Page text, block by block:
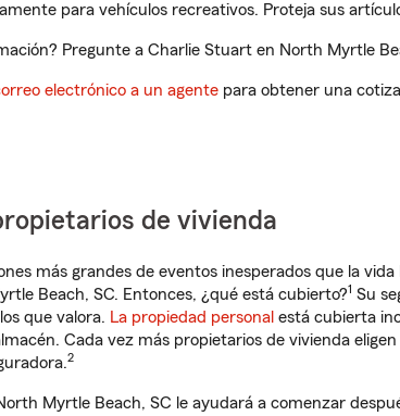
para vehículos recreativos. Proteja sus
Pregunte a Charlie Stuart en North Myrtle
electrónico a un agente para obtener una
de vivienda
más grandes de eventos inesperados que la
Beach, SC. Entonces, ¿qué está cubierto?1 Su
que valora. La propiedad personal está cubierta
Cada vez más propietarios de vivienda
2
Myrtle Beach, SC le ayudará a comenzar